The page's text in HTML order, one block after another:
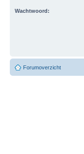
Wachtwoord:
Forumoverzicht